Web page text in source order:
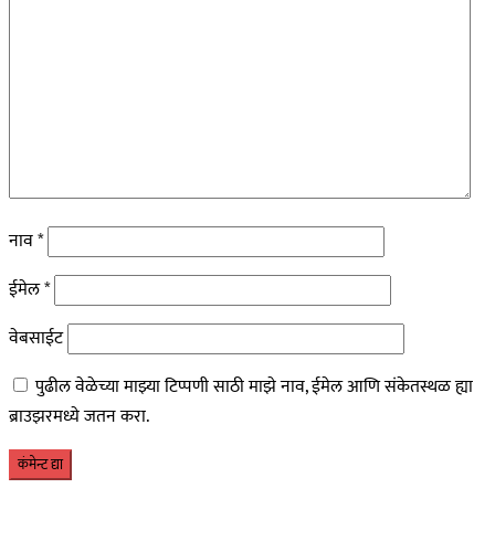
नाव*
ईमेल*
वेबसाईट
पुढील वेळेच्या माझ्या टिप्पणी साठी माझे नाव, ईमेल आणि संकेतस्थळ ह्या
ब्राउझरमध्ये जतन करा.